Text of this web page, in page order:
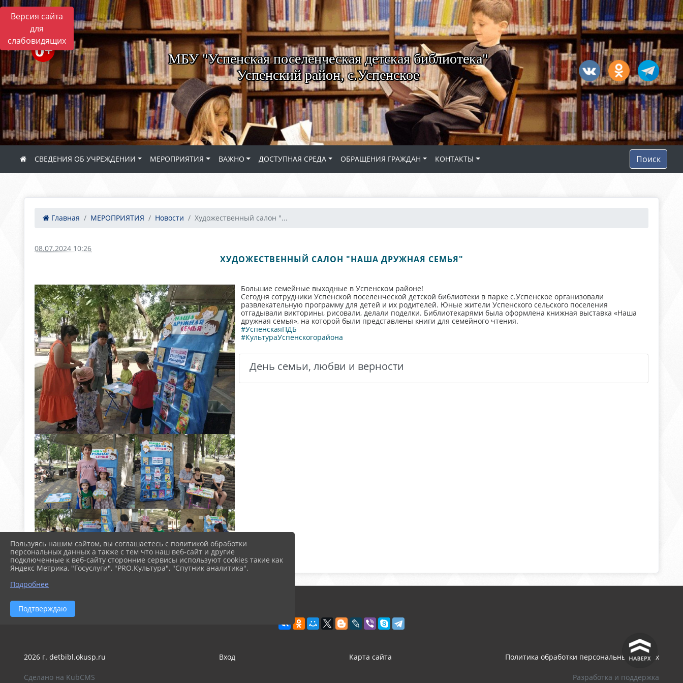
Версия сайта
для
слабовидящих
МБУ "Успенская поселенческая детская библиотека"
Успенский район, с.Успенское
СВЕДЕНИЯ ОБ УЧРЕЖДЕНИИ МЕРОПРИЯТИЯ ВАЖНО ДОСТУПНАЯ СРЕДА ОБРАЩЕНИЯ ГРАЖДАН КОНТАКТЫ Поиск
Главная МЕРОПРИЯТИЯ Новости Художественный салон "...
08.07.2024 10:26
ХУДОЖЕСТВЕННЫЙ САЛОН "НАША ДРУЖНАЯ СЕМЬЯ"
Большие семейные выходные в Успенском районе!
Сегодня сотрудники Успенской поселенческой детской библиотеки в парке с.Успенское организовали
развлекательную программу для детей и их родителей. Юные жители Успенского сельского поселения
отгадывали викторины, рисовали, делали поделки. Библиотекарями была оформлена книжная выставка «Наша
дружная семья», на которой были представлены книги для семейного чтения.
#УспенскаяПДБ
#КультураУспенскогорайона
День семьи, любви и верности
^
2026 г. detbibl.okusp.ru Вход Карта сайта Политика обработки персональных данных
Сделано на KubCMS Разработка и поддержка
Пользуясь нашим сайтом, вы соглашаетесь с политикой обработки
персональных данных а также с тем что наш веб-сайт и другие
подключенные к веб-сайту сторонние сервисы используют cookies такие как
Яндекс Метрика, "Госуслуги", "PRO.Культура", "Спутник аналитика".
Подробнее
Подтверждаю